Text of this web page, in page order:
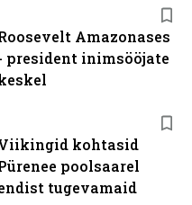
Amazonases
president inimsööjate
kohtasid
poolsaarel
tugevamaid